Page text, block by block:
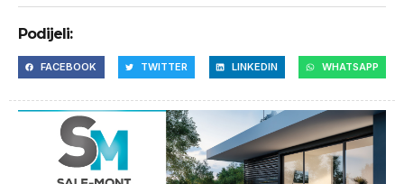
Podijeli:
FACEBOOK TWITTER LINKEDIN WHATSAPP